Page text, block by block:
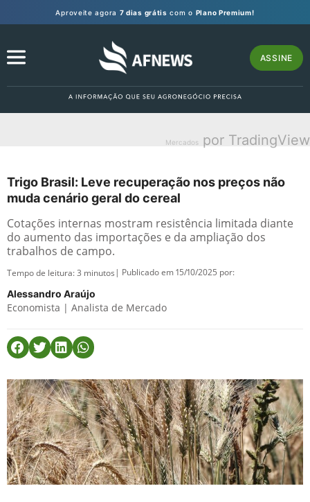
Aproveite agora 7 dias grátis com o Plano Premium!
ASSINE
Mercados por TradingView
Trigo Brasil: Leve recuperação nos preços não
muda cenário geral do cereal
Cotações internas mostram resistência limitada diante
do aumento das importações e da ampliação dos
trabalhos de campo.
Tempo de leitura:3 minutos | Publicado em 15/10/2025 por:
Alessandro Araújo
Economista | Analista de Mercado